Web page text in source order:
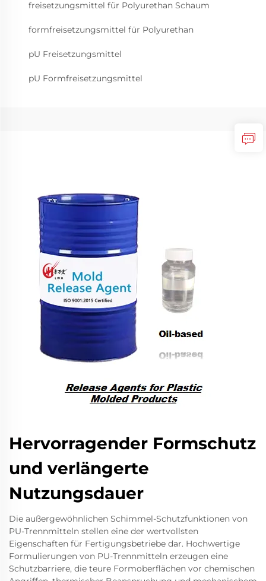
freisetzungsmittel für Polyurethan Schaum
formfreisetzungsmittel für Polyurethan
pU Freisetzungsmittel
pU Formfreisetzungsmittel
Hervorragender Formschutz
und verlängerte
Nutzungsdauer
Die außergewöhnlichen Schimmel-Schutzfunktionen von
PU-Trennmitteln stellen eine der wertvollsten
Eigenschaften für Fertigungsbetriebe dar. Hochwertige
Formulierungen von PU-Trennmitteln erzeugen eine
Schutzbarriere, die teure Formoberflächen vor chemischen